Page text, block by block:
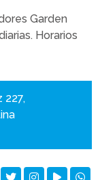
Garden
Horarios
227,